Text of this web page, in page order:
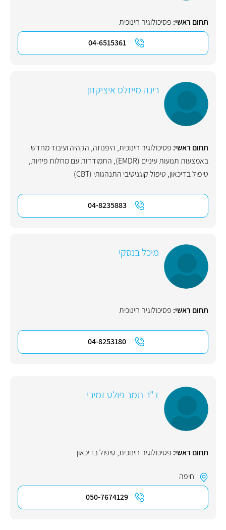
תחום ראשי: פסיכולוגיה חינוכית
04-6515361
רינה מייזלס איציקזון
תחום ראשי: פסיכולוגיה חינוכית, היפנוזה, הקהיה ועיבוד מחדש
באמצעות תנועות עיניים (EMDR)
, התמודדות עם מחלות פיזיות,
טיפול בדיכאון, טיפול קוגניטיבי התנהגותי (CBT)
04-8235883
מיכל בנסקי
תחום ראשי: פסיכולוגיה חינוכית
04-8253180
ד"ר תמר פולט זמירי
תחום ראשי: פסיכולוגיה חינוכית, טיפול בדיכאון
חיפה
050-7674129